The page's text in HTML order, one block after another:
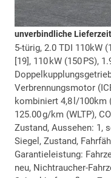
unverbindliche
5-türig, 2.0 TDI 110kW
[19], 110 kW (150 PS),
Verbrennungsmotor
kombiniert 4,8 l/100km
125.00 g/km (WLTP),
Zustand, Aussehen: 1,
Siegel, Zustand,
Garantieleistung:
neu, Nichtraucher-